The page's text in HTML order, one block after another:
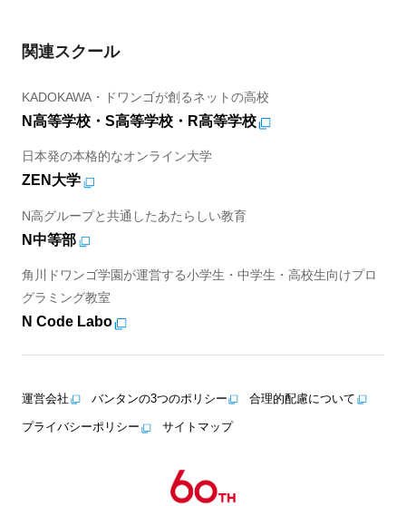
関連スクール
KADOKAWA・ドワンゴが創るネットの高校
N高等学校・S高等学校・R高等学校
日本発の本格的なオンライン大学
ZEN大学
N高グループと共通したあたらしい教育
N中等部
角川ドワンゴ学園が運営する小学生・中学生・高校生向けプロ
グラミング教室
N Code Labo
運営会社 バンタンの3つのポリシー 合理的配慮について
プライバシーポリシー サイトマップ